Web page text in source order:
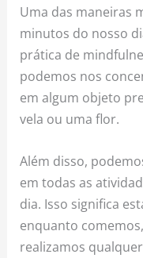
Uma das maneiras
minutos do nosso
prática de
podemos nos
em algum objeto
vela ou uma flor.
Além disso,
em todas as
dia. Isso significa
enquanto
realizamos